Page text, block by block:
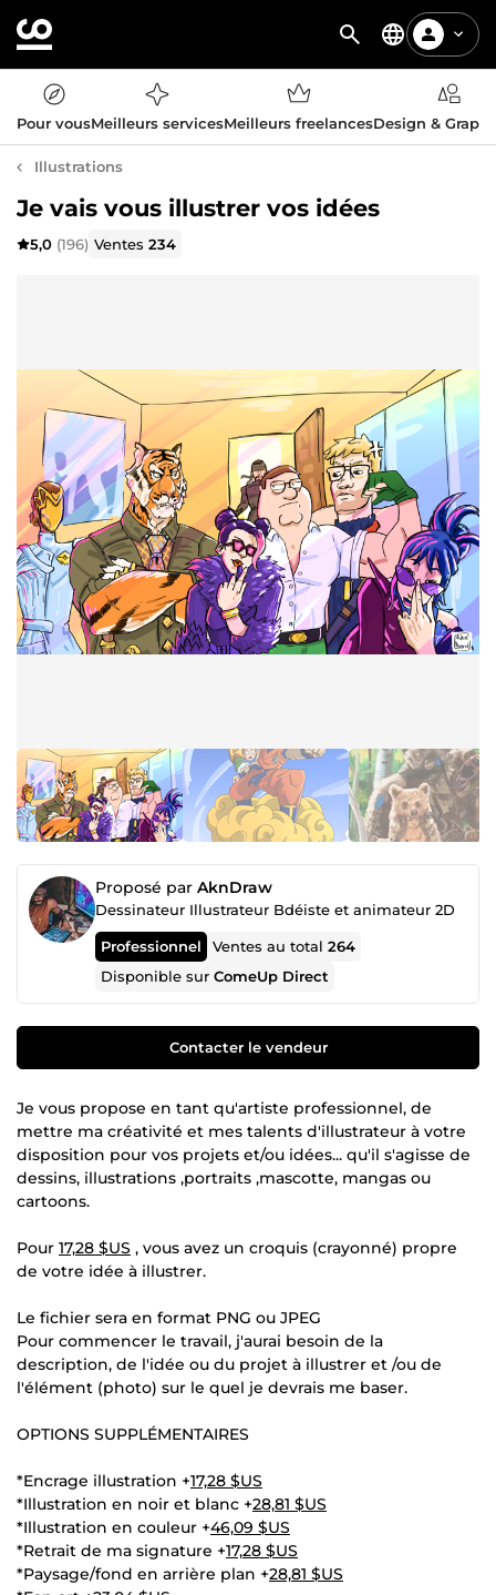
Pour vousMeilleurs servicesMeilleurs freelancesDesign &
Illustrations
Je vais vous illustrer vos idées
5,0 (196) Ventes234
Proposé par AknDraw
Dessinateur Illustrateur Bdéiste et animateur 2D
Professionnel Ventes au total264
Disponible surComeUp Direct
Contacter le vendeur
Je vous propose en tant qu'artiste professionnel, de
mettre ma créativité et mes talents d'illustrateur à votre
disposition pour vos projets et/ou idées... qu'il s'agisse de
dessins, illustrations ,portraits ,mascotte, mangas ou
cartoons.
Pour 17,28 $US , vous avez un croquis (crayonné) propre
de votre idée à illustrer.
Le fichier sera en format PNG ou JPEG
Pour commencer le travail, j'aurai besoin de la
description, de l'idée ou du projet à illustrer et /ou de
l'élément (photo) sur le quel je devrais me baser.
OPTIONS SUPPLÉMENTAIRES
*Encrage illustration +17,28 $US
*Illustration en noir et blanc +28,81 $US
*Illustration en couleur +46,09 $US
*Retrait de ma signature +17,28 $US
*Paysage/fond en arrière plan +28,81 $US